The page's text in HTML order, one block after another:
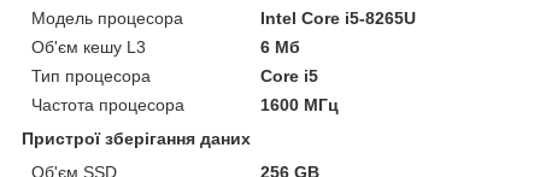
Модель процесора
Intel Core i5-8265U
Об'єм кешу L3
6 Мб
Тип процесора
Core i5
Частота процесора
1600 МГц
Пристрої зберігання даних
Об'єм SSD
256 GB